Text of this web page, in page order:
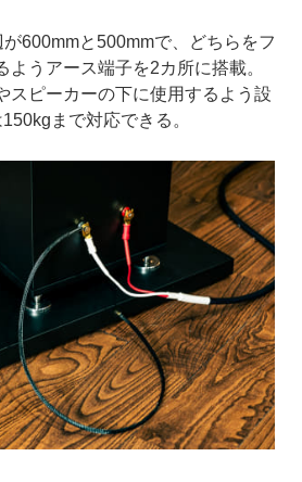
600mmと500mmで、どちらをフ
ようアース端子を2カ所に搭載。
スピーカーの下に使用するよう設
まで対応できる。